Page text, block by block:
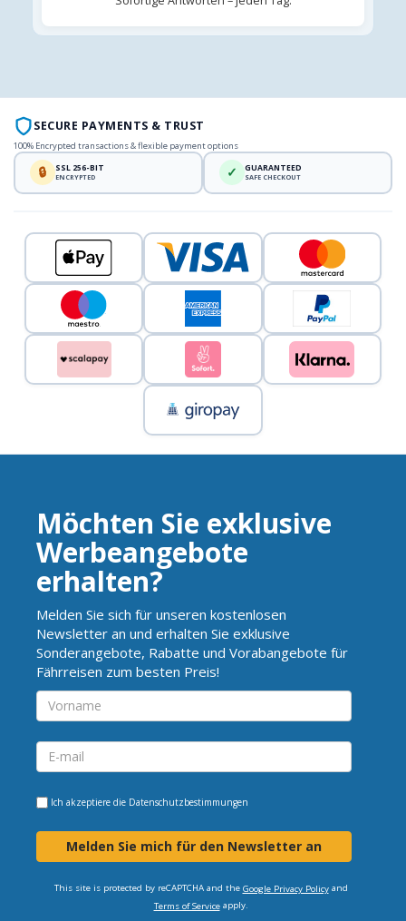
SECURE PAYMENTS & TRUST
100% Encrypted transactions & flexible payment options
🔒 SSL 256-BIT
ENCRYPTED ✓ GUARANTEED
SAFE CHECKOUT
Möchten Sie exklusive
Werbeangebote
erhalten?
Melden Sie sich für unseren kostenlosen
Newsletter an und erhalten Sie exklusive
Sonderangebote, Rabatte und Vorabangebote für
Fährreisen zum besten Preis!
Ich akzeptiere die Datenschutzbestimmungen
Melden Sie mich für den Newsletter an
This site is protected by reCAPTCHA and the Google Privacy Policyand
Terms of Serviceapply.